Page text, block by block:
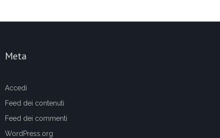
Meta
Accedi
Feed dei contenuti
Feed dei commenti
WordPress.org